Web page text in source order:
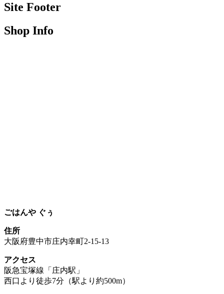
Site Footer
Shop Info
ごはんや ぐぅ
住所
大阪府豊中市庄内幸町2-15-13
アクセス
阪急宝塚線「庄内駅」
西口より徒歩7分（駅より約500m）